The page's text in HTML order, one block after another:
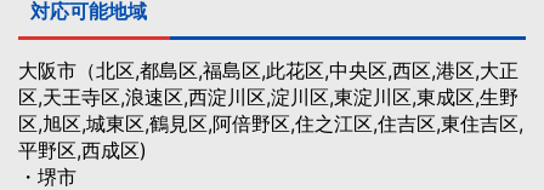
対応可能地域
大阪市（北区,都島区,福島区,此花区,中央区,西区,港区,大正
区,天王寺区,浪速区,西淀川区,淀川区,東淀川区,東成区,生野
区,旭区,城東区,鶴見区,阿倍野区,住之江区,住吉区,東住吉区,
平野区,西成区)
・堺市